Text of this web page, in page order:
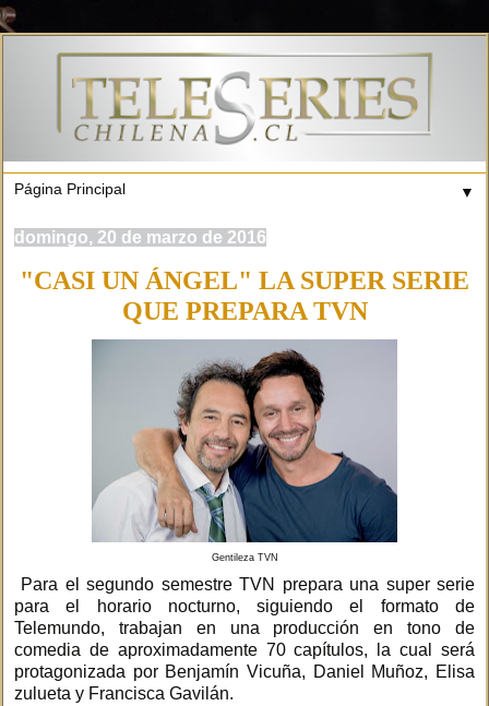
▼
domingo, 20 de marzo de 2016
"CASI UN ÁNGEL" LA SUPER SERIE
QUE PREPARA TVN
Gentileza TVN
Para el segundo semestre TVN prepara una super serie
para el horario nocturno, siguiendo el formato de
Telemundo, trabajan en una producción en tono de
comedia de aproximadamente 70 capítulos, la cual será
protagonizada por Benjamín Vicuña, Daniel Muñoz, Elisa
zulueta y Francisca Gavilán.